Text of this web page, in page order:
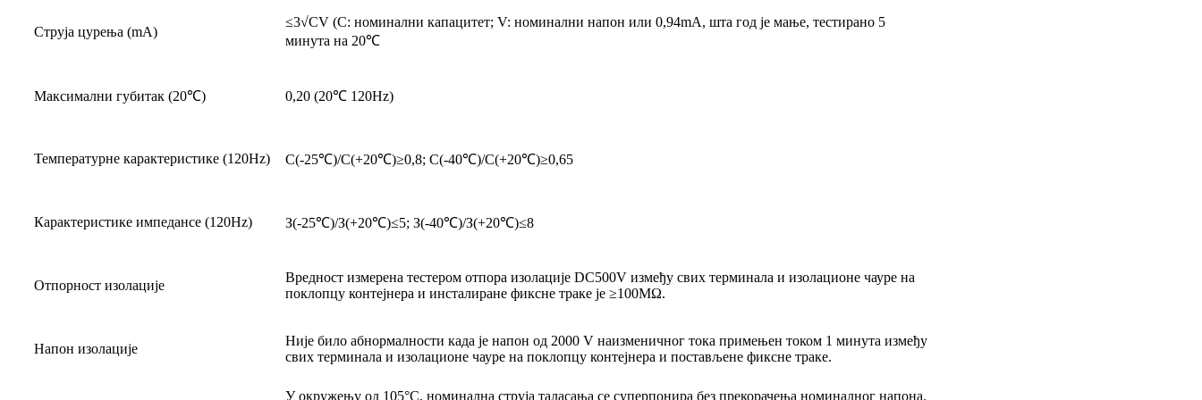
Струја цурења (mA)
≤3√CV (C: номинални капацитет; V: номинални напон или 0,94mA, шта год је мање, тестирано 5
минута на 20℃
Максимални губитак (20℃) 0,20 (20℃ 120Hz)
Температурне карактеристике (120Hz) C(-25℃)/C(+20℃)≥0,8; C(-40℃)/C(+20℃)≥0,65
Карактеристике импедансе (120Hz) З(-25℃)/З(+20℃)≤5; З(-40℃)/З(+20℃)≤8
Отпорност изолације
Вредност измерена тестером отпора изолације DC500V између свих терминала и изолационе чауре на
поклопцу контејнера и инсталиране фиксне траке је ≥100MΩ.
Напон изолације
Није било абнормалности када је напон од 2000 V наизменичног тока примењен током 1 минута између
свих терминала и изолационе чауре на поклопцу контејнера и постављене фиксне траке.
У окружењу од 105°C, номинална струја таласања се суперпонира без прекорачења номиналног напона.